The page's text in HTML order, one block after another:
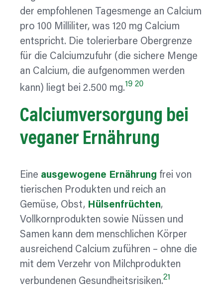
der empfohlenen Tagesmenge an Calcium
pro 100 Milliliter, was 120 mg Calcium
entspricht. Die tolerierbare Obergrenze
für die Calciumzufuhr (die sichere Menge
an Calcium, die aufgenommen werden
kann) liegt bei 2.500 mg.19 20
Calciumversorgung bei
veganer Ernährung
Eine ausgewogene Ernährung frei von
tierischen Produkten und reich an
Gemüse, Obst, Hülsenfrüchten,
Vollkornprodukten sowie Nüssen und
Samen kann dem menschlichen Körper
ausreichend Calcium zuführen – ohne die
mit dem Verzehr von Milchprodukten
verbundenen Gesundheitsrisiken.21